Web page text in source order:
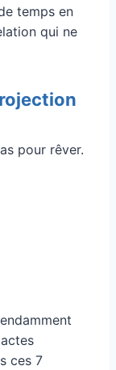
temps en
qui ne
pour rêver.
ces 7